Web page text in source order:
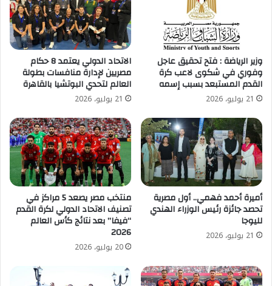
وزير الرياضة : فتح تحقيق عاجل
وفوري في شكوى لاعب كرة
القدم المستبعد بسبب إسمه
21 يوليو، 2026
الاتحاد الدولي يعتمد 8 حكام
مصريين لإدارة منافسات بطولة
العالم لتحدي البوتشيا بالقاهرة
21 يوليو، 2026
أميرة أحمد فهمي.. أول مصرية
تحصد جائزة رئيس الوزراء الهندي
لليوجا
21 يوليو، 2026
منتخب مصر يصعد 5 مراكز في
تصنيف الاتحاد الدولي لكرة القدم
“فيفا” بعد نتائج كأس العالم
2026
20 يوليو، 2026